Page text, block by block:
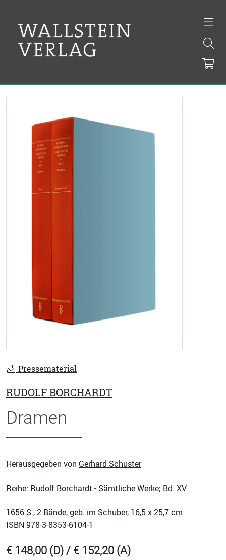
Pressematerial
RUDOLF BORCHARDT
Dramen
Herausgegeben von Gerhard Schuster
Reihe: Rudolf Borchardt - Sämtliche Werke; Bd. XV
1656 S., 2 Bände, geb. im Schuber, 16,5 x 25,7 cm
ISBN 978-3-8353-6104-1
€ 148,00 (D) / € 152,20 (A)